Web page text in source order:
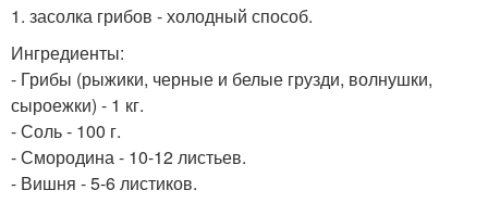
1. засолка грибов - холодный способ.
Ингредиенты:
- Грибы (рыжики, черные и белые грузди, волнушки,
сыроежки) - 1 кг.
- Соль - 100 г.
- Смородина - 10-12 листьев.
- Вишня - 5-6 листиков.